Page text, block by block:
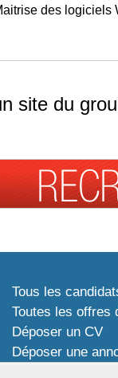
des logiciels
site du
Tous les
Toutes les offres
Déposer un CV
Déposer une